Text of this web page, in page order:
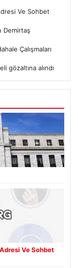
Ve Sohbet
Demirtaş
Çalışmaları
gözaltına alındı
Ve Sohbet